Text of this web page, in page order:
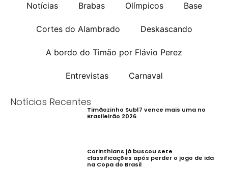
Notícias Brabas Olímpicos Base
Cortes do Alambrado Deskascando
A bordo do Timão por Flávio Perez
Entrevistas Carnaval
Notícias Recentes
Timãozinho Sub17 vence mais uma no
Brasileirão 2026
Corinthians já buscou sete
classificações após perder o jogo de ida
na Copa do Brasil